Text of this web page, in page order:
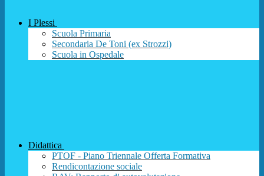
I Plessi
Scuola Primaria
Secondaria De Toni (ex Strozzi)
Scuola in Ospedale
Didattica
PTOF - Piano Triennale Offerta Formativa
Rendicontazione sociale